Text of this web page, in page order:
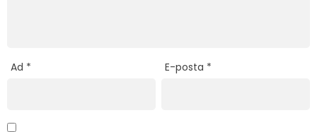
Ad * E-posta *